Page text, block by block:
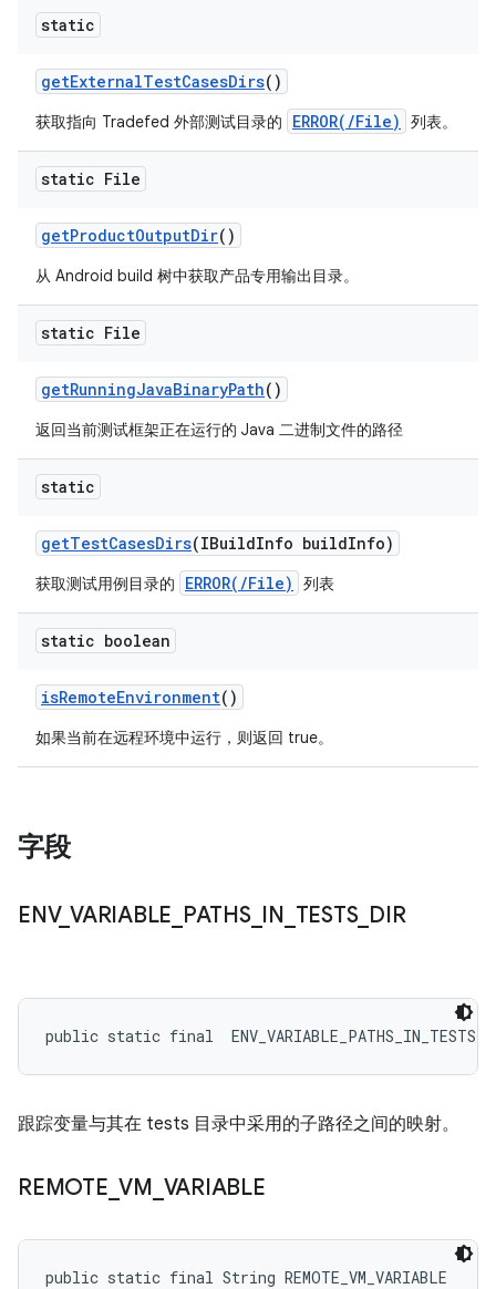
static
getExternalTestCasesDirs()
获取指向 Tradefed 外部测试目录的 ERROR(/File) 列表。
static File
getProductOutputDir()
从 Android build 树中获取产品专用输出目录。
static File
getRunningJavaBinaryPath()
返回当前测试框架正在运行的 Java 二进制文件的路径
static
getTestCasesDirs(IBuildInfo buildInfo)
获取测试用例目录的 ERROR(/File) 列表
static boolean
isRemoteEnvironment()
如果当前在远程环境中运行，则返回 true。
字段
ENV_ VARIABLE PATHS_ IN TESTS_ DIR
public static final
跟踪变量与其在 tests 目录中采用的子路径之间的映射。
REMOTE _VM VARIABLE
public static final String REMOTE_VM_VARIABLE